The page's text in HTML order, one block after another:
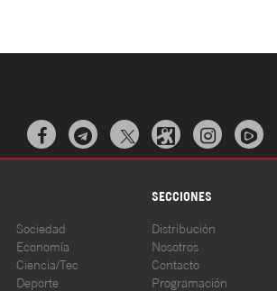
  
SECCIONES
Sociedad
Economía
Ciencia/Tec
Deporte
Distribución
Nosotros
Contacto
Programación